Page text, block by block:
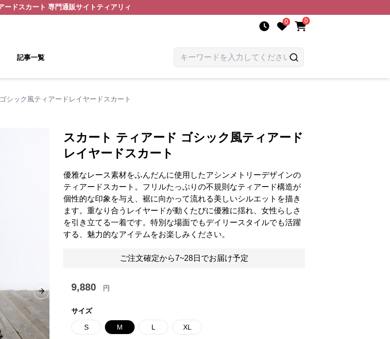
ードスカート 専門通販サイト ティアリィ
0 0
記事一覧
シック風ティアードレイヤードスカート
Next slide
スカート ティアード ゴシック風ティアード
レイヤードスカート
優雅なレース素材をふんだんに使用したアシンメトリーデザインの
ティアードスカート。フリルたっぷりの不規則なティアード構造が
個性的な印象を与え、裾に向かって流れる美しいシルエットを描き
ます。重なり合うレイヤードが動くたびに優雅に揺れ、女性らしさ
を引き立てる一着です。特別な場面でもデイリースタイルでも活躍
する、魅力的なアイテムをお楽しみください。
ご注文確定から7~28日でお届け予定
9,880 円
サイズ
S M L XL